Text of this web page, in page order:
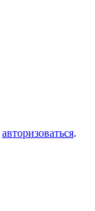
авторизоваться.